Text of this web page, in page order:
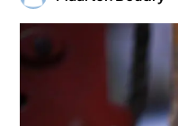
Afbeelding